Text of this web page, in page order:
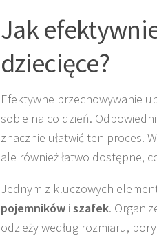
Jak
dziecięce?
Efektywne przechowywanie
sobie na co dzień.
znacznie ułatwić ten proces.
ale również łatwo dostępne,
Jednym z kluczowych
pojemników i szafek.
odzieży według rozmiaru,